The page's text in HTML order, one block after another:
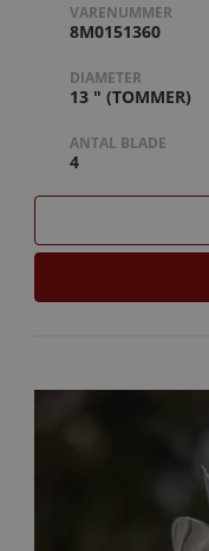
VARENUMMER
8M0151360
DIAMETER
13 " (TOMMER)
ANTAL BLADE
4